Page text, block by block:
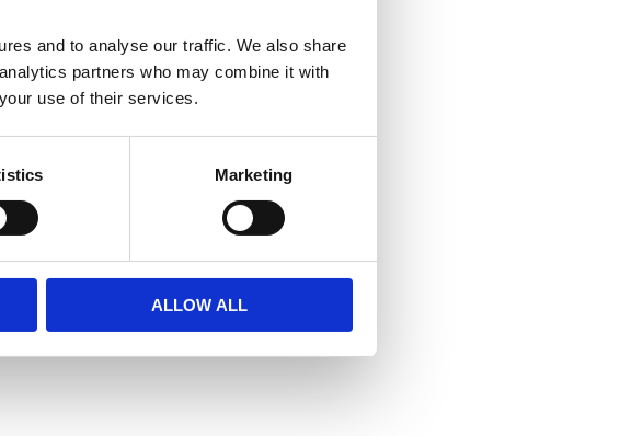
and to analyse our traffic. We also share
partners who may combine it with
use of their services.
Marketing
ALLOW ALL
derrymore-tillagg.pdf
från Rowico Home